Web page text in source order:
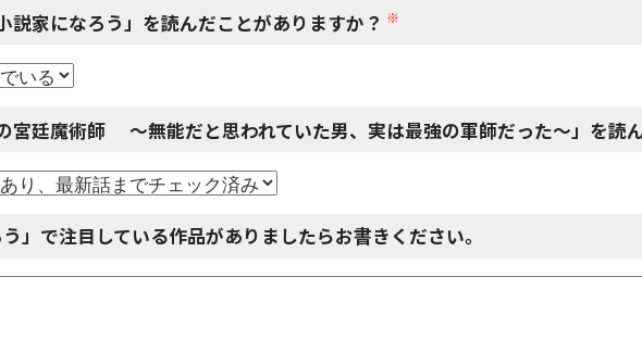
説家になろう」を読んだことがありますか？ ※
宮廷魔術師 ～無能だと思われていた男、実は最強の軍師だった～」を読
う」で注目している作品がありましたらお書きください。